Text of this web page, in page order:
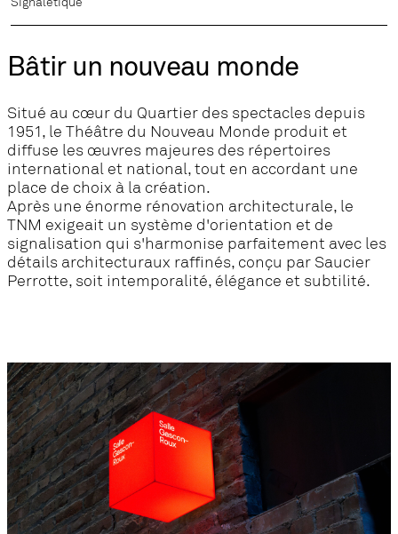
Signalétique
Bâtir un nouveau monde
Situé au cœur du Quartier des spectacles depuis
1951, le Théâtre du Nouveau Monde produit et
diffuse les œuvres majeures des répertoires
international et national, tout en accordant une
place de choix à la création.
Après une énorme rénovation architecturale, le
TNM exigeait un système d'orientation et de
signalisation qui s'harmonise parfaitement avec les
détails architecturaux raffinés, conçu par Saucier
Perrotte, soit intemporalité, élégance et subtilité.